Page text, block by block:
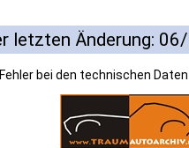
letzten Änderung:
bei den technischen